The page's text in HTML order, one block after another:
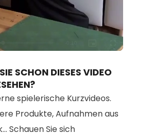
100.00%
SCHON DIESES VIDEO
spielerische Kurzvideos.
Produkte, Aufnahmen aus
Schauen Sie sich